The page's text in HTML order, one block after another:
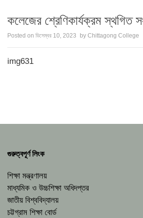
কলেজের শ্রেণিকার্যক্রম স্থগিত
Posted on ডিসেম্বর 10, 2023 by Chittagong College
img631
গুরুত্বপূর্ণ লিংক
শিক্ষা মন্ত্রণালয়
মাধ্যমিক ও উচ্চশিক্ষা অধিদপ্তর
জাতীয় বিশ্ববিদ্যালয়
চট্টগ্রাম শিক্ষা বোর্ড